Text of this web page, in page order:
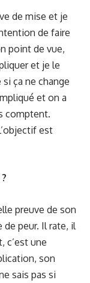
de mise et je
de faire
point de vue,
et je le
ça ne change
et on a
comptent.
est
preuve de son
de peur. Il rate, il
c’est une
son
sais pas si